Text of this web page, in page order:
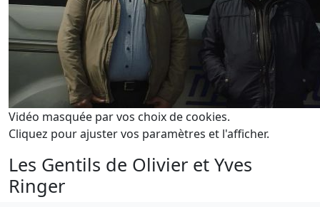
Vidéo masquée par vos choix de cookies.
Cliquez pour ajuster vos paramètres et l'afficher.
Les Gentils de Olivier et Yves
Ringer